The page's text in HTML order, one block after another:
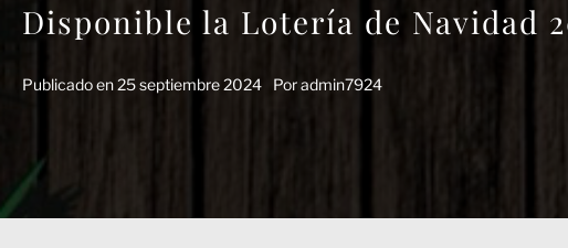
Disponible la Lotería de Navidad
Publicado en25 septiembre 2024 Poradmin7924